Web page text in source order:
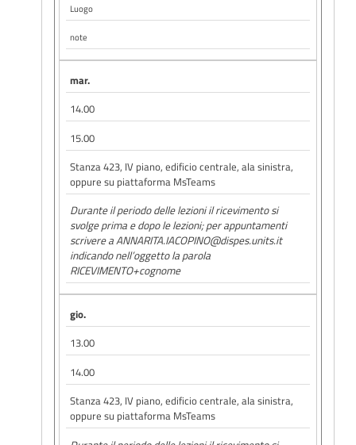
Luogo
note
mar.
14.00
15.00
Stanza 423, IV piano, edificio centrale, ala sinistra,
oppure su piattaforma MsTeams
Durante il periodo delle lezioni il ricevimento si
svolge prima e dopo le lezioni; per appuntamenti
scrivere a ANNARITA.IACOPINO@dispes.units.it
indicando nell’oggetto la parola
RICEVIMENTO+cognome
gio.
13.00
14.00
Stanza 423, IV piano, edificio centrale, ala sinistra,
oppure su piattaforma MsTeams